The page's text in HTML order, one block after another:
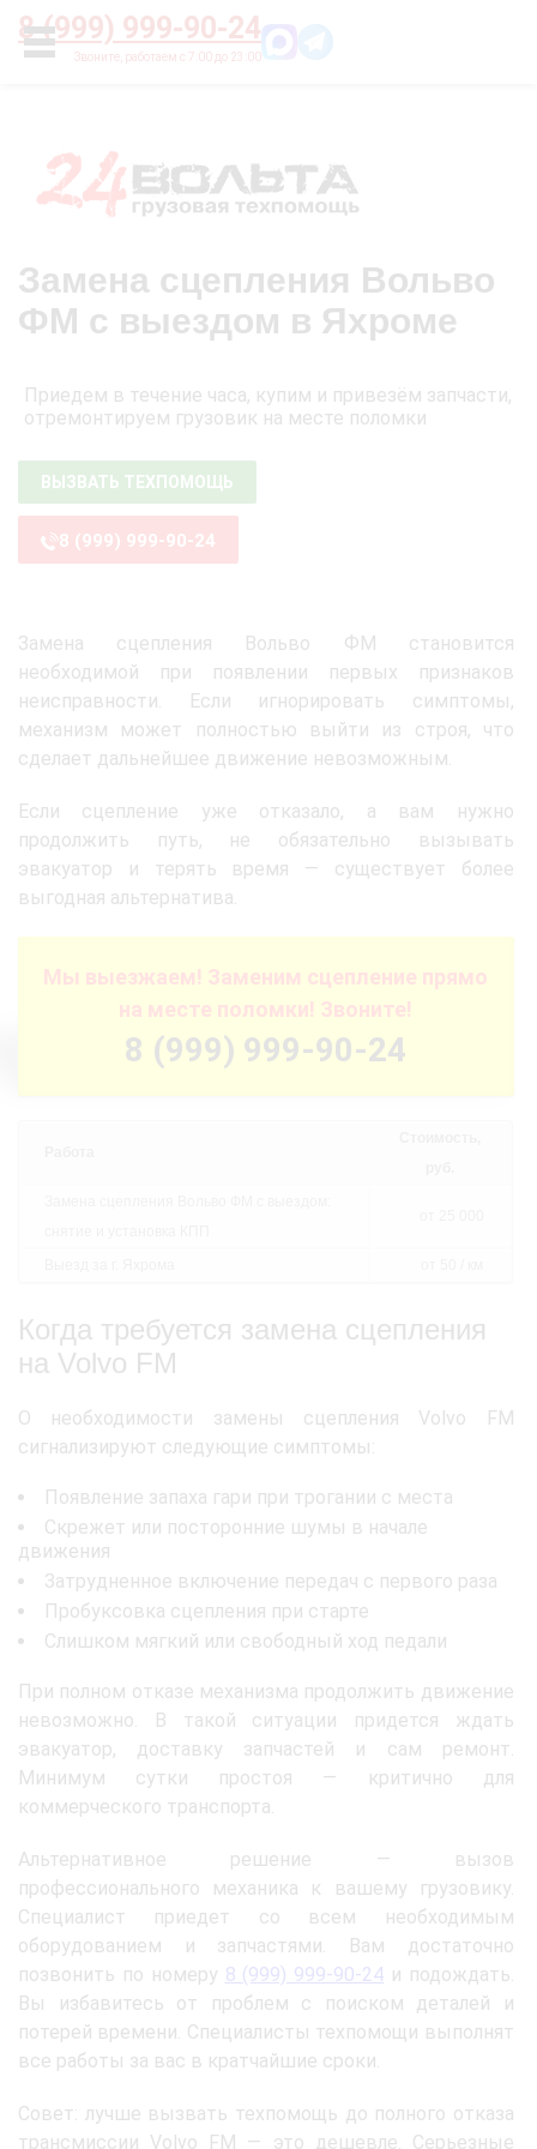
8 (999) 999-90-24
УСЛУГИ
Главная О нас Цены
Замена сцепления Вольво
ФМ с выездом в Яхроме
Приедем в течение часа, купим и привезём запчасти,
отремонтируем грузовик на месте поломки
ВЫЗВАТЬ ТЕХПОМОЩЬ
8 (999) 999-90-24
Замена сцепления Вольво ФМ становится
необходимой при появлении первых признаков
неисправности. Если игнорировать симптомы,
механизм может полностью выйти из строя, что
сделает дальнейшее движение невозможным.
Если сцепление уже отказало, а вам нужно
продолжить путь, не обязательно вызывать
эвакуатор и терять время — существует более
выгодная альтернатива.
Мы выезжаем! Заменим сцепление прямо
на месте поломки! Звоните!
8 (999) 999-90-24
Когда требуется замена сцепления
на Volvo FM
О необходимости замены сцепления Volvo FM
сигнализируют следующие симптомы:
Появление запаха гари при трогании с места
Скрежет или посторонние шумы в начале
движения
Затрудненное включение передач с первого раза
Пробуксовка сцепления при старте
Слишком мягкий или свободный ход педали
При полном отказе механизма продолжить движение
невозможно. В такой ситуации придется ждать
эвакуатор, доставку запчастей и сам ремонт.
Минимум сутки простоя — критично для
коммерческого транспорта.
Альтернативное решение — вызов
профессионального механика к вашему грузовику.
Специалист приедет со всем необходимым
оборудованием и запчастями. Вам достаточно
позвонить по номеру 8 (999) 999-90-24 и подождать.
Вы избавитесь от проблем с поиском деталей и
потерей времени. Специалисты техпомощи выполнят
все работы за вас в кратчайшие сроки.
Совет: лучше вызвать техпомощь до полного отказа
трансмиссии Volvo FM — это дешевле. Серьезные